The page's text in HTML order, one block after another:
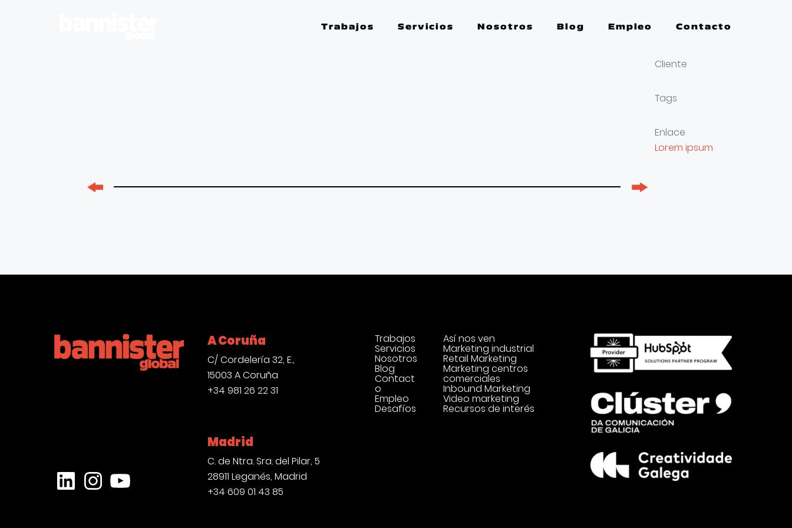
Trabajos Servicios Nosotros Blog Empleo Contacto
Cliente
Tags
Enlace
Lorem ipsum
LinkedIn Instagram YouTube
A Coruña
C/ Cordelería 32, E.,
15003 A Coruña
+34 981 26 22 31
Madrid
C. de Ntra. Sra. del Pilar, 5
28911 Leganés, Madrid
+34 609 01 43 85
Trabajos
Servicios
Nosotros
Blog
Contact
o
Empleo
Desafíos
Así nos ven
Marketing industrial
Retail Marketing
Marketing centros
comerciales
Inbound Marketing
Video marketing
Recursos de interés